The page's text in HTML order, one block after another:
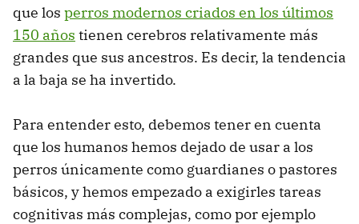
que los perros modernos criados en los últimos
150 años tienen cerebros relativamente más
grandes que sus ancestros. Es decir, la tendencia
a la baja se ha invertido.
Para entender esto, debemos tener en cuenta
que los humanos hemos dejado de usar a los
perros únicamente como guardianes o pastores
básicos, y hemos empezado a exigirles tareas
cognitivas más complejas, como por ejemplo